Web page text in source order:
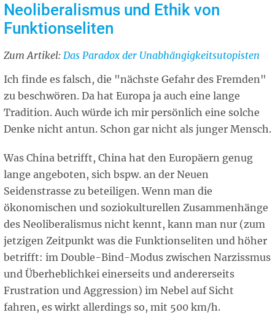
Neoliberalismus und Ethik von
Funktionseliten
Zum Artikel: Related
Das Paradox der Unabhängigkeitsutopisten
Ich finde es falsch, die "nächste Gefahr des Fremden"
zu beschwören. Da hat Europa ja auch eine lange
Tradition. Auch würde ich mir persönlich eine solche
Denke nicht antun. Schon gar nicht als junger Mensch.
Was China betrifft, China hat den Europäern genug
lange angeboten, sich bspw. an der Neuen
Seidenstrasse zu beteiligen. Wenn man die
ökonomischen und soziokulturellen Zusammenhänge
des Neoliberalismus nicht kennt, kann man nur (zum
jetzigen Zeitpunkt was die Funktionseliten und höher
betrifft: im Double-Bind-Modus zwischen Narzissmus
und Überheblichkei einerseits und andererseits
Frustration und Aggression) im Nebel auf Sicht
fahren, es wirkt allerdings so, mit 500 km/h.